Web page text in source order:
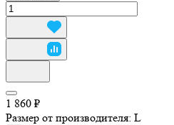
1 860 ₽
Размер от производителя: L